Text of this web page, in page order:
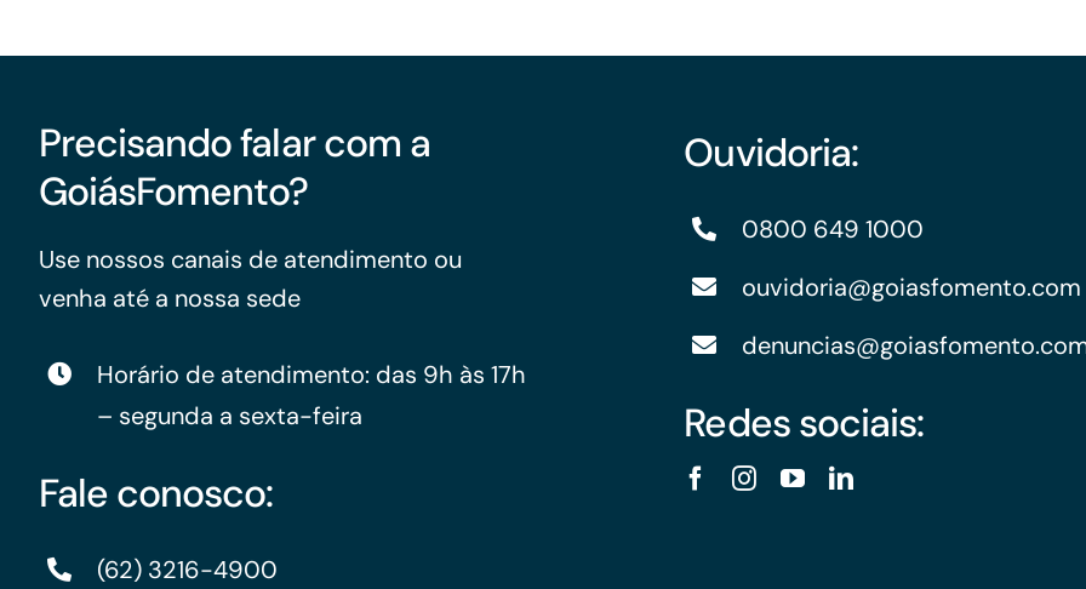
Precisando falar com a
GoiásFomento?
Use nossos canais de atendimento ou
venha até a nossa sede
Horário de atendimento: das 9h às 17h
– segunda a sexta-feira
Fale conosco:
(62) 3216-4900
Ouvidoria:
0800 649 1000
ouvidoria@goiasfomento.com
Redes sociais: